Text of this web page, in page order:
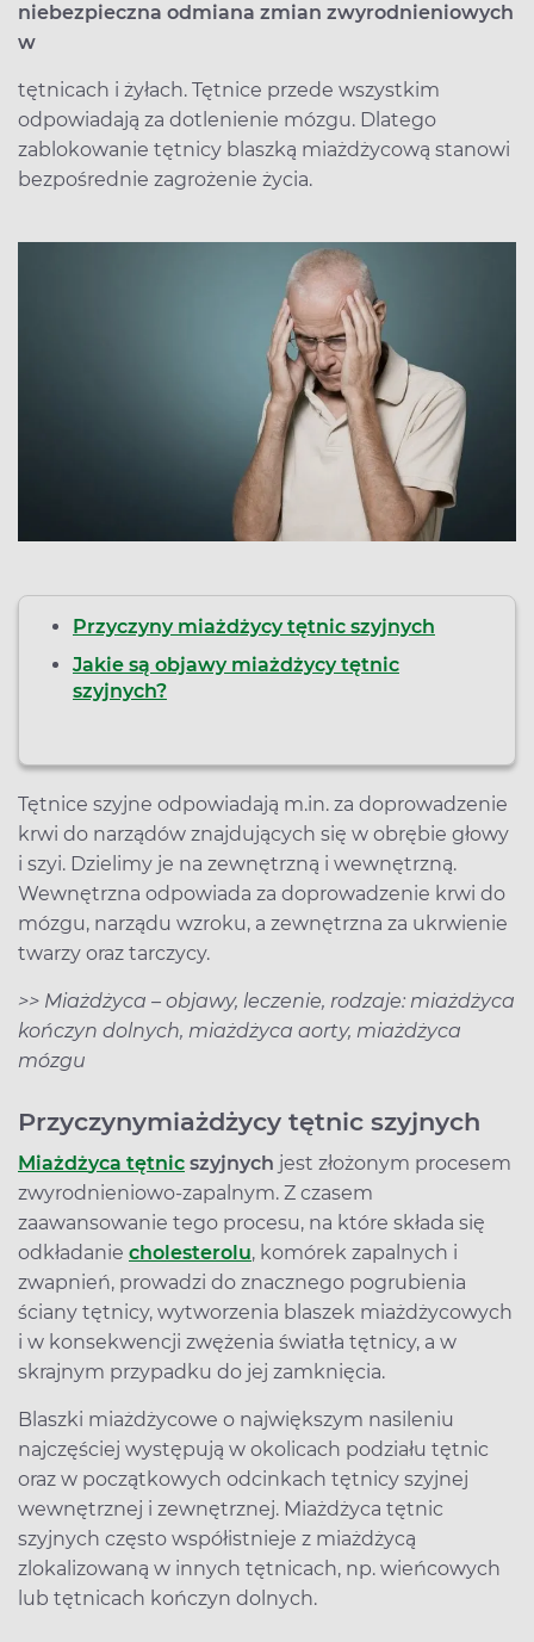
niebezpieczna odmiana zmian zwyrodnieniowych
w
tętnicach i żyłach. Tętnice przede wszystkim
odpowiadają za dotlenienie mózgu. Dlatego
zablokowanie tętnicy blaszką miażdżycową stanowi
bezpośrednie zagrożenie życia.
Przyczyny miażdżycy tętnic szyjnych
Jakie są objawy miażdżycy tętnic
szyjnych?
Tętnice szyjne odpowiadają m.in. za doprowadzenie
krwi do narządów znajdujących się w obrębie głowy
i szyi. Dzielimy je na zewnętrzną i wewnętrzną.
Wewnętrzna odpowiada za doprowadzenie krwi do
mózgu, narządu wzroku, a zewnętrzna za ukrwienie
twarzy oraz tarczycy.
>> Miażdżyca – objawy, leczenie, rodzaje: miażdżyca
kończyn dolnych, miażdżyca aorty, miażdżyca
mózgu
Przyczynymiażdżycy tętnic szyjnych
Miażdżyca tętnic szyjnych jest złożonym procesem
zwyrodnieniowo-zapalnym. Z czasem
zaawansowanie tego procesu, na które składa się
odkładanie cholesterolu, komórek zapalnych i
zwapnień, prowadzi do znacznego pogrubienia
ściany tętnicy, wytworzenia blaszek miażdżycowych
i w konsekwencji zwężenia światła tętnicy, a w
skrajnym przypadku do jej zamknięcia.
Blaszki miażdżycowe o największym nasileniu
najczęściej występują w okolicach podziału tętnic
oraz w początkowych odcinkach tętnicy szyjnej
wewnętrznej i zewnętrznej. Miażdżyca tętnic
szyjnych często współistnieje z miażdżycą
zlokalizowaną w innych tętnicach, np. wieńcowych
lub tętnicach kończyn dolnych.